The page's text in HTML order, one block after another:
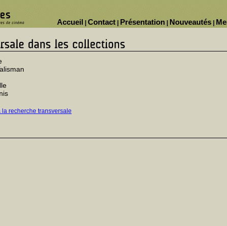
Nouveautés
Présentation
Contact
Accueil
la recherche transversale